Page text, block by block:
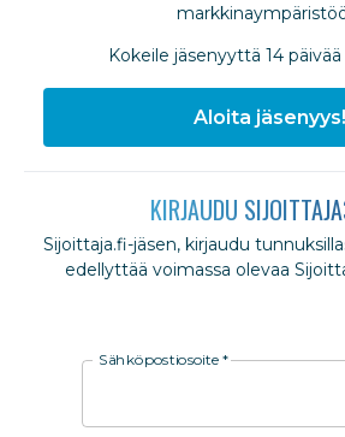
Kokeile jäsenyyttä 14
Aloita jäsenyys!
KIRJAUDU
Sijoittaja.fi-jäsen, kirjaudu
edellyttää voimassa olevaa
Sähköpostiosoite *